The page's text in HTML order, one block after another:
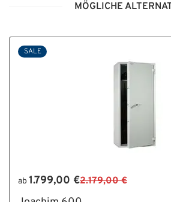
MÖGLICHE
SALE
ab 1.799,00 €2.179,00 €